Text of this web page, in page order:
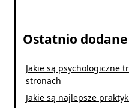
Ostatnio dodane
Jakie są psychologiczne
stronach
Jakie są najlepsze